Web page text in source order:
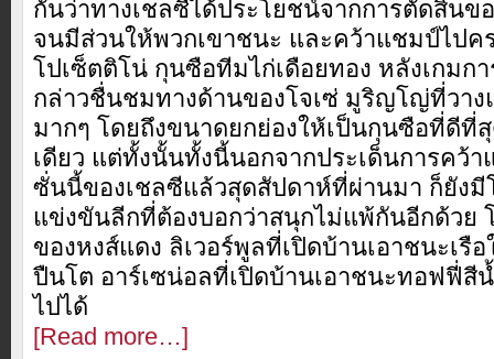
กันว่าทางเชลซีได้ประโยชน์จากการตัดสินข
จนมีส่วนให้พวกเขาชนะ และคว้าแชมป์ไปค
โปเซ็ตติโน่ กุนซือทีมไก่เดือยทอง หลังเกมก
กล่าวชื่นชมทางด้านของโจเซ่ มูริญโญ่ที่วา
มากๆ โดยถึงขนาดยกย่องให้เป็นกุนซือที่ดีที่
เดียว แต่ทั้งนั้นทั้งนี้นอกจากประเด็นการคว้
ซั่นนี้ของเชลซีแล้วสุดสัปดาห์ที่ผ่านมา ก็ยังมี
แข่งขันลีกที่ต้องบอกว่าสนุกไม่แพ้กันอีกด้วย
ของหงส์แดง ลิเวอร์พูลที่เปิดบ้านเอาชนะเรื
ปืนโต อาร์เซน่อลที่เปิดบ้านเอาชนะทอฟฟี่สีน้
ไปได้
[Read more…]